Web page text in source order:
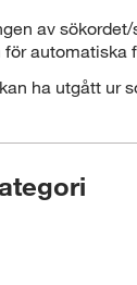
av
automatiska
ha utgått ur